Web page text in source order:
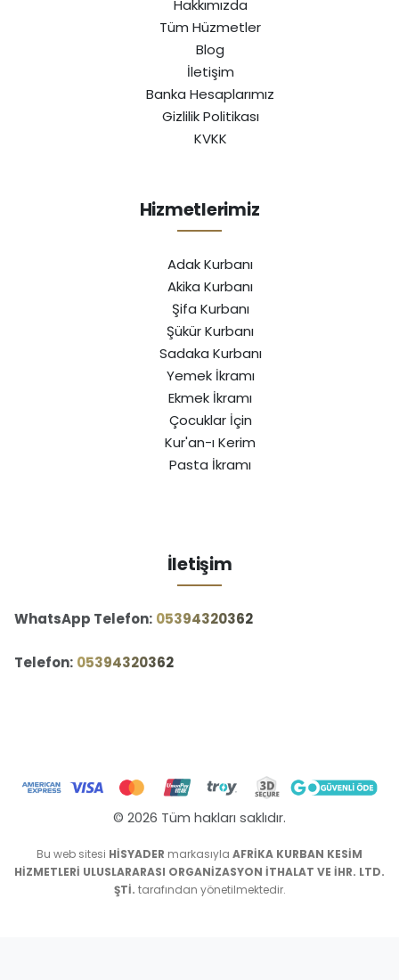
Hakkımızda
Tüm Hüzmetler
Blog
İletişim
Banka Hesaplarımız
Gizlilik Politikası
KVKK
Hizmetlerimiz
Adak Kurbanı
Akika Kurbanı
Şifa Kurbanı
Şükür Kurbanı
Sadaka Kurbanı
Yemek İkramı
Ekmek İkramı
Çocuklar İçin
Kur'an-ı Kerim
Pasta İkramı
İletişim
WhatsApp Telefon: ‪05394320362‬
Telefon: ‪05394320362‬
© 2026 Tüm hakları saklıdır.
Bu web sitesi HİSYADER markasıyla AFRİKA KURBAN KESİM
HİZMETLERİ ULUSLARARASI ORGANİZASYON İTHALAT VE İHR. LTD.
ŞTİ. tarafından yönetilmektedir.